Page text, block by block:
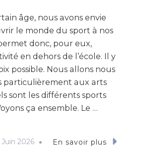
âge, nous avons envie
le monde du sport à nos
donc, pour eux,
en dehors de l’école. Il y
possible. Nous allons nous
particulièrement aux arts
sont les différents sports
ça ensemble. Le …
Juin 2026 En savoir plus